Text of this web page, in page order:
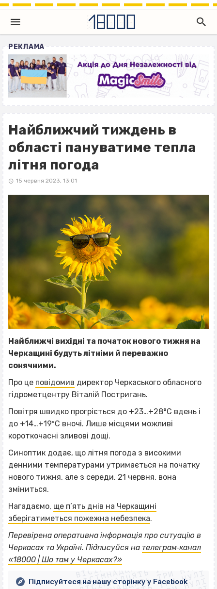
РЕКЛАМА
Найближчий тиждень в
області пануватиме тепла
літня погода
15 червня 2023, 13:01
Найближчі вихідні та початок нового тижня на
Черкащині будуть літніми й переважно
сонячними.
Про це повідомив директор Черкаського обласного
гідрометцентру Віталій Постригань.
Повітря швидко прогріється до +23…+28°С вдень і
до +14…+19ºС вночі. Лише місцями можливі
короткочасні зливові дощі.
Синоптик додає, що літня погода з високими
денними температурами утримається на початку
нового тижня, але з середи, 21 червня, вона
зміниться.
Нагадаємо, ще п’ять днів на Черкащині
зберігатиметься пожежна небезпека.
Перевірена оперативна інформація про ситуацію в
Черкасах та Україні. Підписуйся на телеграм‐канал
«18000 | Шо там у Черкасах?»ВІСІМНАДЦЯТЬ ТРИ НУЛІ
ВІСІМНАДЦЯТЬ ТРИ НУЛІ
ВІСІМНАДЦЯТЬ ТРИ НУЛІ
Підписуйтеся на нашу сторінку у Facebook